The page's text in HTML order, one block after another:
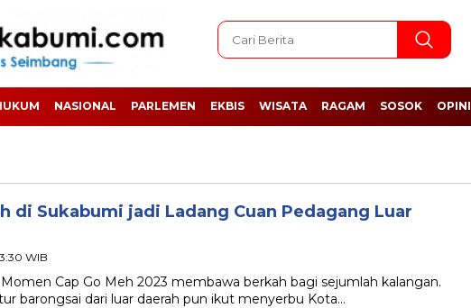
NASIONAL PARLEMEN EKBIS WISATA RAGAM SOSOK OPINI
di Sukabumi jadi Ladang Cuan Pedagang Luar
WIB
Cap Go Meh 2023 membawa berkah bagi sejumlah kalangan.
barongsai dari luar daerah pun ikut menyerbu Kota…